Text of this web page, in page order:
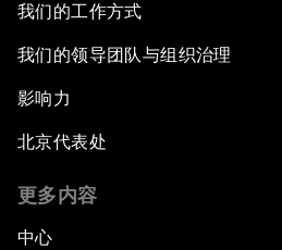
我们的工作方式
我们的领导团队与组织治理
影响力
北京代表处
更多内容
中心